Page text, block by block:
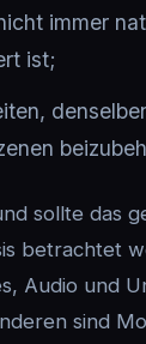
immer
ist;
sollte das
betrachtet
Audio und
sind